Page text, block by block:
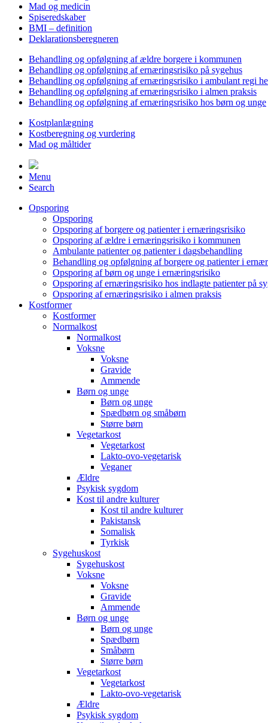
Mad og medicin
Spiseredskaber
BMI – definition
Deklarationsberegneren
Behandling og opfølgning af ældre borgere i kommunen
Behandling og opfølgning af ernæringsrisiko på sygehus
Behandling og opfølgning af ernæringsrisiko i ambulant regi
Behandling og opfølgning af ernæringsrisiko i almen praksis
Behandling og opfølgning af ernæringsrisiko hos børn og unge
Kostplanlægning
Kostberegning og vurdering
Mad og måltider
Menu
Search
Opsporing
Opsporing
Opsporing af borgere og patienter i ernæringsrisiko
Opsporing af ældre i ernæringsrisiko i kommunen
Ambulante patienter og patienter i dagsbehandling
Behandling og opfølgning af borgere og patienter i
Opsporing af børn og unge i ernæringsrisiko
Opsporing af ernæringsrisiko hos indlagte patienter på
Opsporing af ernæringsrisiko i almen praksis
Kostformer
Kostformer
Normalkost
Normalkost
Voksne
Voksne
Gravide
Ammende
Børn og unge
Børn og unge
Spædbørn og småbørn
Større børn
Vegetarkost
Vegetarkost
Lakto-ovo-vegetarisk
Veganer
Ældre
Psykisk sygdom
Kost til andre kulturer
Kost til andre kulturer
Pakistansk
Somalisk
Tyrkisk
Sygehuskost
Sygehuskost
Voksne
Voksne
Gravide
Ammende
Børn og unge
Børn og unge
Spædbørn
Småbørn
Større børn
Vegetarkost
Vegetarkost
Lakto-ovo-vegetarisk
Ældre
Psykisk sygdom